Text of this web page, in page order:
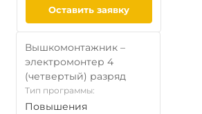
Оставить заявку
Вышкомонтажник –
электромонтер 4
(четвертый) разряд
Тип программы:
Повышения